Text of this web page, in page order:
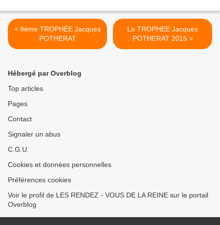
< 8ème TROPHÉE Jacques
POTHERAT
Le TROPHEE Jacques
POTHERAT 2015 >
Hébergé par Overblog
Top articles
Pages
Contact
Signaler un abus
C.G.U.
Cookies et données personnelles
Préférences cookies
Voir le profil de LES RENDEZ - VOUS DE LA REINE sur le portail
Overblog